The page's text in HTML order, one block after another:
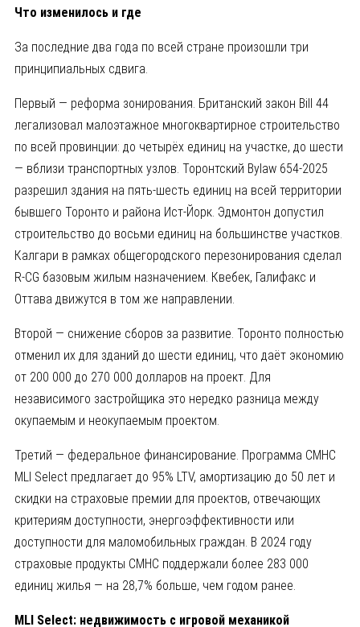
Что изменилось и где
За последние два года по всей стране произошли три
принципиальных сдвига.
Первый — реформа зонирования. Британский закон Bill 44
легализовал малоэтажное многоквартирное строительство
по всей провинции: до четырёх единиц на участке, до шести
— вблизи транспортных узлов. Торонтский Bylaw 654-2025
разрешил здания на пять-шесть единиц на всей территории
бывшего Торонто и района Ист-Йорк. Эдмонтон допустил
строительство до восьми единиц на большинстве участков.
Калгари в рамках общегородского перезонирования сделал
R-CG базовым жилым назначением. Квебек, Галифакс и
Оттава движутся в том же направлении.
Второй — снижение сборов за развитие. Торонто полностью
отменил их для зданий до шести единиц, что даёт экономию
от 200 000 до 270 000 долларов на проект. Для
независимого застройщика это нередко разница между
окупаемым и неокупаемым проектом.
Третий — федеральное финансирование. Программа CMHC
MLI Select предлагает до 95% LTV, амортизацию до 50 лет и
скидки на страховые премии для проектов, отвечающих
критериям доступности, энергоэффективности или
доступности для маломобильных граждан. В 2024 году
страховые продукты CMHC поддержали более 283 000
единиц жилья — на 28,7% больше, чем годом ранее.
MLI Select: недвижимость с игровой механикой